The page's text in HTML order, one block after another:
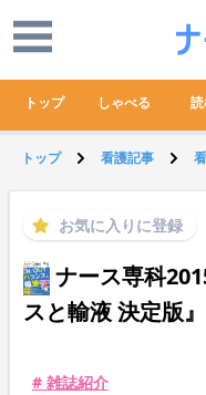
トップ しゃべる
トップ 看護記事
お気に入りに登録
ナース専科
スと輸液 決定版』
# 雑誌紹介